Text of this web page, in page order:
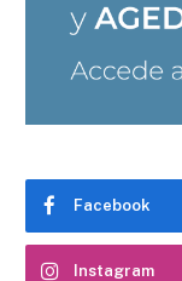
Facebook
Instagram